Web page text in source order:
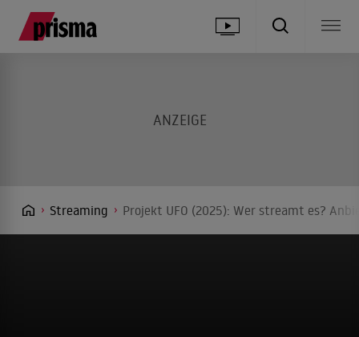
Streaming Projekt UFO (2025): Wer streamt es?